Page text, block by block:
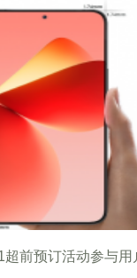
超前预订活动参与用